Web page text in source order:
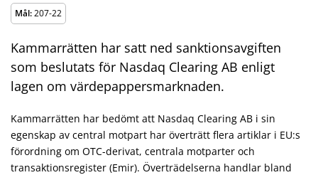
Mål:207-22
Kammarrätten har satt ned sanktionsavgiften
som beslutats för Nasdaq Clearing AB enligt
lagen om värdepappersmarknaden.
Kammarrätten har bedömt att Nasdaq Clearing AB i sin
egenskap av central motpart har överträtt flera artiklar i EU:s
förordning om OTC-derivat, centrala motparter och
transaktionsregister (Emir). Överträdelserna handlar bland